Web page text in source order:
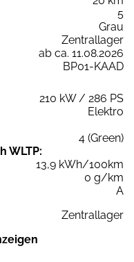
5
Grau
Zentrallager
ab ca. 11.08.2026
BP01-KAAD
210 kW / 286 PS
Elektro
4 (Green)
WLTP:
13,9 kWh/100km
0 g/km
A
Zentrallager